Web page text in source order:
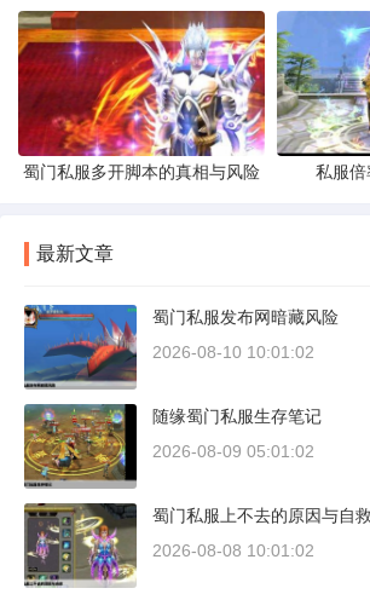
蜀门私服多开脚本的真相与风险 私服倍
最新文章
蜀门私服发布网暗藏风险
2026-08-10 10:01:02
随缘蜀门私服生存笔记
2026-08-09 05:01:02
蜀门私服上不去的原因与自救
2026-08-08 10:01:02